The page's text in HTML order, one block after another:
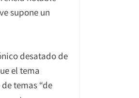
supone un
desatado de
el tema
temas “de